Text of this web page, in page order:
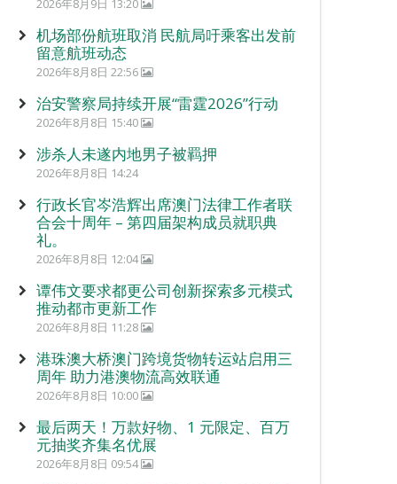
2026年8月9日 13:20
机场部份航班取消 民航局吁乘客出发前
留意航班动态
2026年8月8日 22:56
治安警察局持续开展“雷霆2026”行动
2026年8月8日 15:40
涉杀人未遂内地男子被羁押
2026年8月8日 14:24
行政长官岑浩辉出席澳门法律工作者联
合会十周年 – 第四届架构成员就职典
礼。
2026年8月8日 12:04
谭伟文要求都更公司创新探索多元模式
推动都市更新工作
2026年8月8日 11:28
港珠澳大桥澳门跨境货物转运站启用三
周年 助力港澳物流高效联通
2026年8月8日 10:00
最后两天！万款好物、1 元限定、百万
元抽奖齐集名优展
2026年8月8日 09:54